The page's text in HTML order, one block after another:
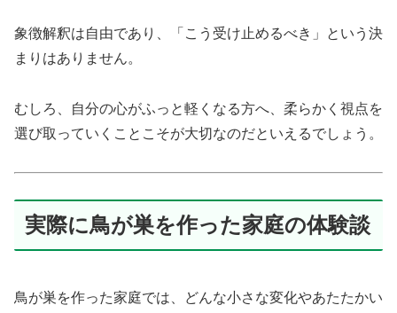
象徴解釈は自由であり、「こう受け止めるべき」という決
まりはありません。
むしろ、自分の心がふっと軽くなる方へ、柔らかく視点を
選び取っていくことこそが大切なのだといえるでしょう。
実際に鳥が巣を作った家庭の体験談
鳥が巣を作った家庭では、どんな小さな変化やあたたかい